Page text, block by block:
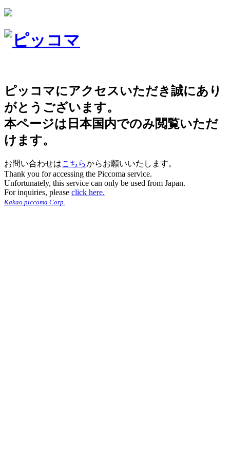
ピッコマにアクセスいただき誠にあり
がとうございます。
本ページは日本国内でのみ閲覧いただ
けます。
お問い合わせはこちらからお願いいたします。
Thank you for accessing the Piccoma service.
Unfortunately, this service can only be used from Japan.
For inquiries, please click here.
Kakao piccoma Corp.